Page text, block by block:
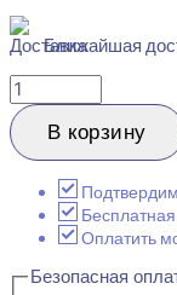
Ближайшая
Количество
товара
Orac
Decor
Карниз
потолочный
110x140x2000
В корзину
Бесплатная
Оплатить
Безопасная